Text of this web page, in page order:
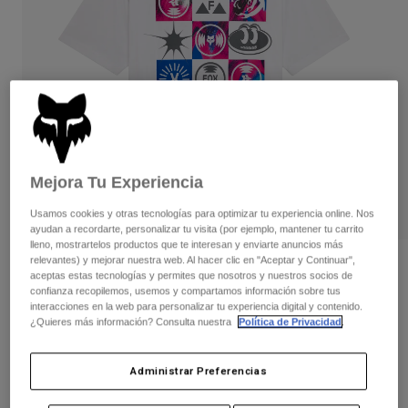
Pantalones largos
Pantalones cortos
Chaquetas y chalecos
Guantes
Protecciones
Gafas de protección
Calcetines
Accesorios
Recambios
Chaquetas
Calcetines
Mochilas y accesorios
Recambios
Mujer
Chaquetas
Pantalones
Camisas
Ver todo
Niños
Ver todo
Moto
Cascos
Camisetas
Pantalones
Botas
Protecciones
Gafas de Protección
Opiniones
Camiseta oversized Image Cosmo
Price reduced from
54,99 € 32,99 € 40% OFF
Mejora Tu Experiencia
Usamos cookies y otras tecnologías para optimizar tu experiencia online. Nos
ayudan a recordarte, personalizar tu visita (por ejemplo, mantener tu carrito
lleno, mostrartelos productos que te interesan y enviarte anuncios más
relevantes) y mejorar nuestra web. Al hacer clic en "Aceptar y Continuar",
aceptas estas tecnologías y permites que nosotros y nuestros socios de
confianza recopilemos, usemos y compartamos información sobre tus
interacciones en la web para personalizar tu experiencia digital y contenido.
¿Quieres más información? Consulta nuestra
Política de Privacidad.
Administrar Preferencias